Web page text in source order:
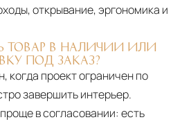
открывание, эргономика и
ТОВАР В НАЛИЧИИ ИЛИ
ПОД ЗАКАЗ?
когда проект ограничен по
завершить интерьер.
в согласовании: есть